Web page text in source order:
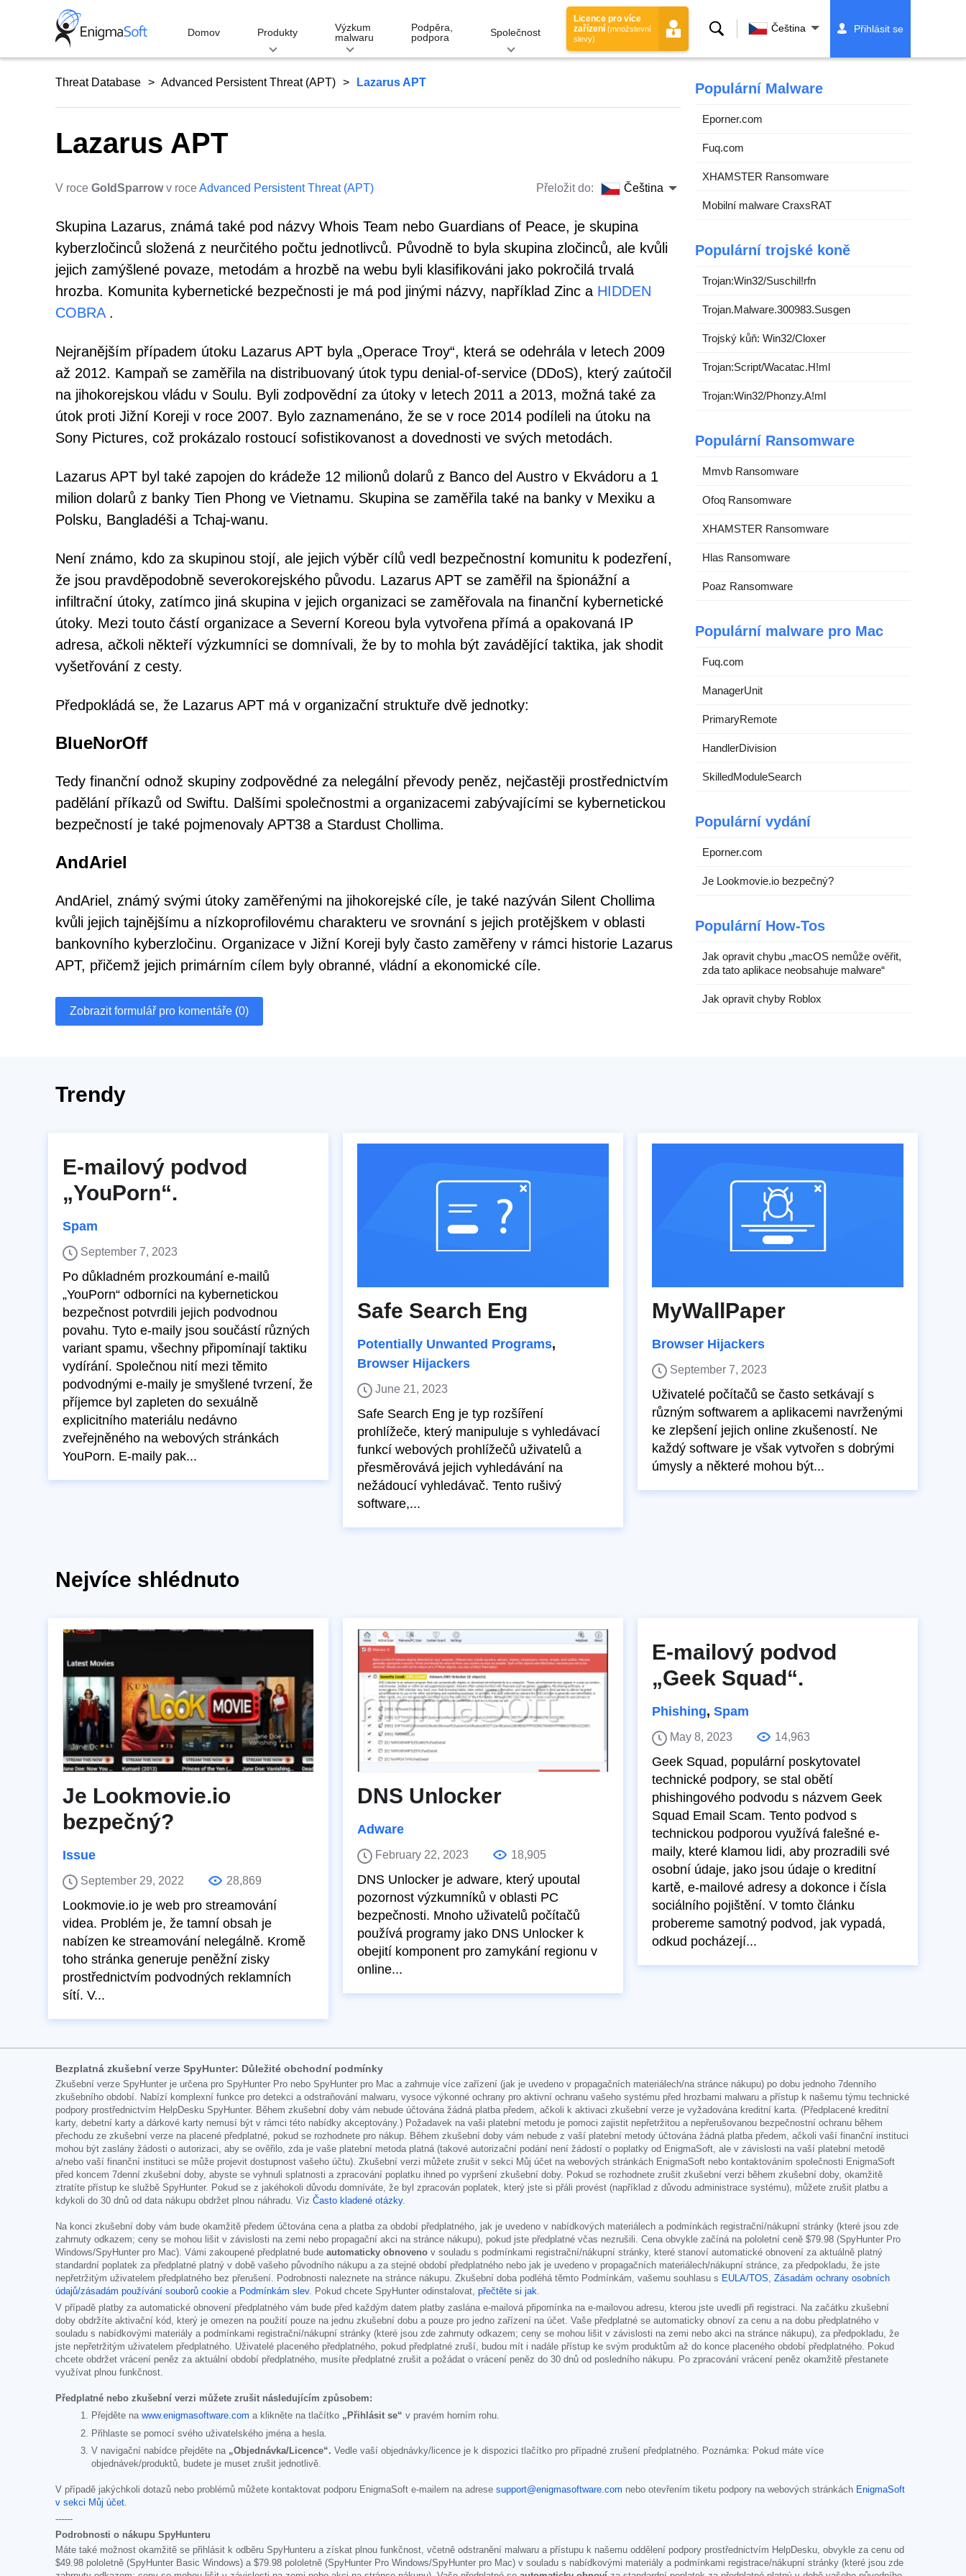
Domov Produkty
Výzkum
malwaru
Podpěra,
podpora
Společnost
Licence pro více
zařízení (množstevní
slevy)
VyhledáváníČeština Přihlásit se
Threat Database Advanced Persistent Threat (APT) Lazarus APT
Lazarus APT
V roce GoldSparrowv roce Advanced Persistent Threat (APT) Přeložit do: Čeština
Skupina Lazarus, známá také pod názvy Whois Team nebo Guardians of Peace, je skupina
kyberzločinců složená z neurčitého počtu jednotlivců. Původně to byla skupina zločinců, ale kvůli
jejich zamýšlené povaze, metodám a hrozbě na webu byli klasifikováni jako pokročilá trvalá
hrozba. Komunita kybernetické bezpečnosti je má pod jinými názvy, například Zinc a HIDDEN
COBRA.
Nejranějším případem útoku Lazarus APT byla „Operace Troy“, která se odehrála v letech 2009
až 2012. Kampaň se zaměřila na distribuovaný útok typu denial-of-service (DDoS), který zaútočil
na jihokorejskou vládu v Soulu. Byli zodpovědní za útoky v letech 2011 a 2013, možná také za
útok proti Jižní Koreji v roce 2007. Bylo zaznamenáno, že se v roce 2014 podíleli na útoku na
Sony Pictures, což prokázalo rostoucí sofistikovanost a dovednosti ve svých metodách.
Lazarus APT byl také zapojen do krádeže 12 milionů dolarů z Banco del Austro v Ekvádoru a 1
milion dolarů z banky Tien Phong ve Vietnamu. Skupina se zaměřila také na banky v Mexiku a
Polsku, Bangladéši a Tchaj-wanu.
Není známo, kdo za skupinou stojí, ale jejich výběr cílů vedl bezpečnostní komunitu k podezření,
že jsou pravděpodobně severokorejského původu. Lazarus APT se zaměřil na špionážní a
infiltrační útoky, zatímco jiná skupina v jejich organizaci se zaměřovala na finanční kybernetické
útoky. Mezi touto částí organizace a Severní Koreou byla vytvořena přímá a opakovaná IP
adresa, ačkoli někteří výzkumníci se domnívali, že by to mohla být zavádějící taktika, jak shodit
vyšetřování z cesty.
Předpokládá se, že Lazarus APT má v organizační struktuře dvě jednotky:
BlueNorOff
Tedy finanční odnož skupiny zodpovědné za nelegální převody peněz, nejčastěji prostřednictvím
padělání příkazů od Swiftu. Dalšími společnostmi a organizacemi zabývajícími se kybernetickou
bezpečností je také pojmenovaly APT38 a Stardust Chollima.
AndAriel
AndAriel, známý svými útoky zaměřenými na jihokorejské cíle, je také nazýván Silent Chollima
kvůli jejich tajnějšímu a nízkoprofilovému charakteru ve srovnání s jejich protějškem v oblasti
bankovního kyberzločinu. Organizace v Jižní Koreji byly často zaměřeny v rámci historie Lazarus
APT, přičemž jejich primárním cílem byly obranné, vládní a ekonomické cíle.
Zobrazit formulář pro komentáře (0)
Populární Malware
Eporner.com
Fuq.com
XHAMSTER Ransomware
Mobilní malware CraxsRAT
Populární trojské koně
Trojan:Win32/Suschil!rfn
Trojan.Malware.300983.Susgen
Trojský kůň: Win32/Cloxer
Trojan:Script/Wacatac.H!ml
Trojan:Win32/Phonzy.A!ml
Populární Ransomware
Mmvb Ransomware
Ofoq Ransomware
XHAMSTER Ransomware
Hlas Ransomware
Poaz Ransomware
Populární malware pro Mac
Fuq.com
ManagerUnit
PrimaryRemote
HandlerDivision
SkilledModuleSearch
Populární vydání
Eporner.com
Je Lookmovie.io bezpečný?
Populární How-Tos
Jak opravit chybu „macOS nemůže ověřit,
zda tato aplikace neobsahuje malware“
Jak opravit chyby Roblox
Trendy
E-mailový podvod
„YouPorn“.
Spam
September 7, 2023
Po důkladném prozkoumání e-mailů
„YouPorn“ odborníci na kybernetickou
bezpečnost potvrdili jejich podvodnou
povahu. Tyto e-maily jsou součástí různých
variant spamu, všechny připomínají taktiku
vydírání. Společnou nití mezi těmito
podvodnými e-maily je smyšlené tvrzení, že
příjemce byl zapleten do sexuálně
explicitního materiálu nedávno
zveřejněného na webových stránkách
YouPorn. E-maily pak...
Safe Search Eng
Potentially Unwanted Programs,
Browser Hijackers
June 21, 2023
Safe Search Eng je typ rozšíření
prohlížeče, který manipuluje s vyhledávací
funkcí webových prohlížečů uživatelů a
přesměrovává jejich vyhledávání na
nežádoucí vyhledávač. Tento rušivý
software,...
MyWallPaper
Browser Hijackers
September 7, 2023
Uživatelé počítačů se často setkávají s
různým softwarem a aplikacemi navrženými
ke zlepšení jejich online zkušeností. Ne
každý software je však vytvořen s dobrými
úmysly a některé mohou být...
Nejvíce shlédnuto
Je Lookmovie.io
bezpečný?
Issue
September 29, 2022 28,869
Lookmovie.io je web pro streamování
videa. Problém je, že tamní obsah je
nabízen ke streamování nelegálně. Kromě
toho stránka generuje peněžní zisky
prostřednictvím podvodných reklamních
sítí. V...
DNS Unlocker
Adware
February 22, 2023 18,905
DNS Unlocker je adware, který upoutal
pozornost výzkumníků v oblasti PC
bezpečnosti. Mnoho uživatelů počítačů
používá programy jako DNS Unlocker k
obejití komponent pro zamykání regionu v
online...
E-mailový podvod
„Geek Squad“.
Phishing, Spam
May 8, 2023 14,963
Geek Squad, populární poskytovatel
technické podpory, se stal obětí
phishingového podvodu s názvem Geek
Squad Email Scam. Tento podvod s
technickou podporou využívá falešné e-
maily, které klamou lidi, aby prozradili své
osobní údaje, jako jsou údaje o kreditní
kartě, e-mailové adresy a dokonce i čísla
sociálního pojištění. V tomto článku
probereme samotný podvod, jak vypadá,
odkud pocházejí...
Bezplatná zkušební verze SpyHunter: Důležité obchodní podmínky
Zkušební verze SpyHunter je určena pro SpyHunter Pro nebo SpyHunter pro Mac a zahrnuje více zařízení (jak je uvedeno v propagačních materiálech/na stránce nákupu) po dobu jednoho 7denního
zkušebního období. Nabízí komplexní funkce pro detekci a odstraňování malwaru, vysoce výkonné ochrany pro aktivní ochranu vašeho systému před hrozbami malwaru a přístup k našemu týmu technické
podpory prostřednictvím HelpDesku SpyHunter. Během zkušební doby vám nebude účtována žádná platba předem, ačkoli k aktivaci zkušební verze je vyžadována kreditní karta. (Předplacené kreditní
karty, debetní karty a dárkové karty nemusí být v rámci této nabídky akceptovány.) Požadavek na vaši platební metodu je pomoci zajistit nepřetržitou a nepřerušovanou bezpečnostní ochranu během
přechodu ze zkušební verze na placené předplatné, pokud se rozhodnete pro nákup. Během zkušební doby vám nebude z vaší platební metody účtována žádná platba předem, ačkoli vaší finanční instituci
mohou být zaslány žádosti o autorizaci, aby se ověřilo, zda je vaše platební metoda platná (takové autorizační podání není žádostí o poplatky od EnigmaSoft, ale v závislosti na vaší platební metodě
a/nebo vaší finanční instituci se může projevit dostupnost vašeho účtu). Zkušební verzi můžete zrušit v sekci Můj účet na webových stránkách EnigmaSoft nebo kontaktováním společnosti EnigmaSoft
před koncem 7denní zkušební doby, abyste se vyhnuli splatnosti a zpracování poplatku ihned po vypršení zkušební doby. Pokud se rozhodnete zrušit zkušební verzi během zkušební doby, okamžitě
ztratíte přístup ke službě SpyHunter. Pokud se z jakéhokoli důvodu domníváte, že byl zpracován poplatek, který jste si přáli provést (například z důvodu administrace systému), můžete zrušit platbu a
kdykoli do 30 dnů od data nákupu obdržet plnou náhradu. Viz Často kladené otázky.
Na konci zkušební doby vám bude okamžitě předem účtována cena a platba za období předplatného, jak je uvedeno v nabídkových materiálech a podmínkách registrační/nákupní stránky (které jsou zde
zahrnuty odkazem; ceny se mohou lišit v závislosti na zemi nebo propagační akci na stránce nákupu), pokud jste předplatné včas nezrušili. Cena obvykle začíná na pololetní ceně $79.98 (SpyHunter Pro
Windows/SpyHunter pro Mac). Vámi zakoupené předplatné bude automaticky obnoveno v souladu s podmínkami registrační/nákupní stránky, které stanoví automatické obnovení za aktuálně platný
standardní poplatek za předplatné platný v době vašeho původního nákupu a za stejné období předplatného nebo jak je uvedeno v propagačních materiálech/nákupní stránce, za předpokladu, že jste
nepřetržitým uživatelem předplatného bez přerušení. Podrobnosti naleznete na stránce nákupu. Zkušební doba podléhá těmto Podmínkám, vašemu souhlasu s EULA/TOS, Zásadám ochrany osobních
údajů/zásadám používání souborů cookie a Podmínkám slev. Pokud chcete SpyHunter odinstalovat, přečtěte si jak.
V případě platby za automatické obnovení předplatného vám bude před každým datem platby zaslána e-mailová připomínka na e-mailovou adresu, kterou jste uvedli při registraci. Na začátku zkušební
doby obdržíte aktivační kód, který je omezen na použití pouze na jednu zkušební dobu a pouze pro jedno zařízení na účet. Vaše předplatné se automaticky obnoví za cenu a na dobu předplatného v
souladu s nabídkovými materiály a podmínkami registrační/nákupní stránky (které jsou zde zahrnuty odkazem; ceny se mohou lišit v závislosti na zemi nebo akci na stránce nákupu), za předpokladu, že
jste nepřetržitým uživatelem předplatného. Uživatelé placeného předplatného, pokud předplatné zruší, budou mít i nadále přístup ke svým produktům až do konce placeného období předplatného. Pokud
chcete obdržet vrácení peněz za aktuální období předplatného, musíte předplatné zrušit a požádat o vrácení peněz do 30 dnů od posledního nákupu. Po zpracování vrácení peněz okamžitě přestanete
využívat plnou funkčnost.
Předplatné nebo zkušební verzi můžete zrušit následujícím způsobem:
Přejděte na www.enigmasoftware.com a klikněte na tlačítko „Přihlásit se“ v pravém horním rohu.
Přihlaste se pomocí svého uživatelského jména a hesla.
V navigační nabídce přejděte na „Objednávka/Licence“. Vedle vaší objednávky/licence je k dispozici tlačítko pro případné zrušení předplatného. Poznámka: Pokud máte více
objednávek/produktů, budete je muset zrušit jednotlivě.
V případě jakýchkoli dotazů nebo problémů můžete kontaktovat podporu EnigmaSoft e-mailem na adrese support@enigmasoftware.com nebo otevřením tiketu podpory na webových stránkách EnigmaSoft
v sekci Můj účet
------
Podrobnosti o nákupu SpyHunteru
Máte také možnost okamžitě se přihlásit k odběru SpyHunteru a získat plnou funkčnost, včetně odstranění malwaru a přístupu k našemu oddělení podpory prostřednictvím HelpDesku, obvykle za cenu od
$49.98 pololetně (SpyHunter Basic Windows) a $79.98 pololetně (SpyHunter Pro Windows/SpyHunter pro Mac) v souladu s nabídkovými materiály a podmínkami registrace/nákupní stránky (které jsou zde